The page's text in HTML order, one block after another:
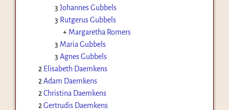
3 Johannes Gubbels
3 Rutgerus Gubbels
+ Margaretha Romers
3 Maria Gubbels
3 Agnes Gubbels
2 Elisabeth Daemkens
2 Adam Daemkens
2 Christina Daemkens
2 Gertrudis Daemkens